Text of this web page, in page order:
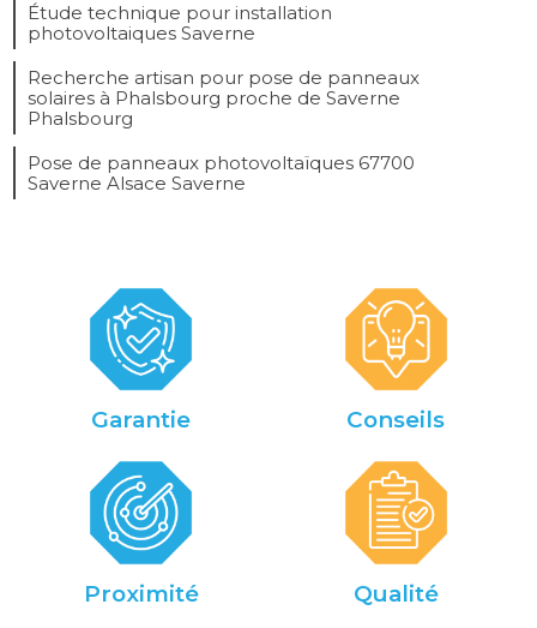
Étude technique pour installation
photovoltaiques Saverne
Recherche artisan pour pose de panneaux
solaires à Phalsbourg proche de Saverne
Phalsbourg
Pose de panneaux photovoltaïques 67700
Saverne Alsace Saverne
Garantie Conseils
Proximité Qualité